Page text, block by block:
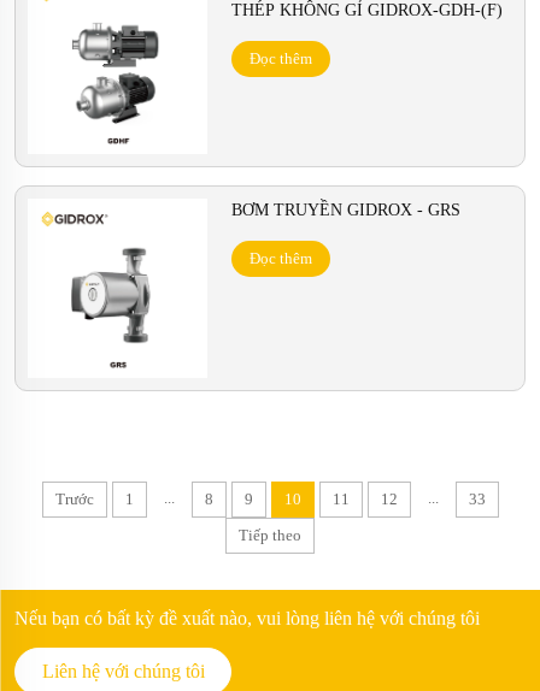
THÉP KHÔNG GỈ GIDROX-GDH-(F)
Đọc thêm
BƠM TRUYỀN GIDROX - GRS
Đọc thêm
Trước 1 ... 8 9 10 11 12 ...
33
Tiếp theo
Nếu bạn có bất kỳ đề xuất nào, vui lòng liên hệ với chúng tôi
Liên hệ với chúng tôi